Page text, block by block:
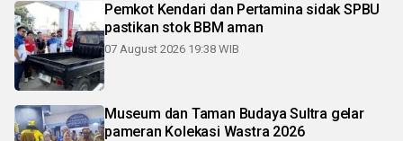
Pemkot Kendari dan Pertamina sidak SPBU
pastikan stok BBM aman
07 August 2026 19:38 WIB
Museum dan Taman Budaya Sultra gelar
pameran Kolekasi Wastra 2026